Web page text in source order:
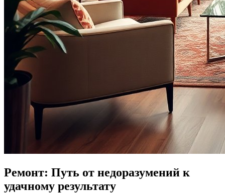
Ремонт: Путь от недоразумений к
удачному результату